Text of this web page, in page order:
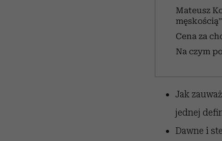
Mateusz
męskością”
Cena za
Na czym
Jak
jednej
Dawne i